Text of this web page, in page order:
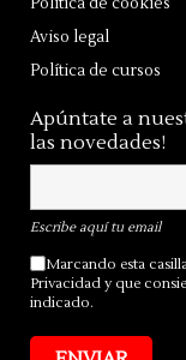
Aviso legal
Política de cursos
Apúntate a
las novedades!
Escribe aquí tu email
Marcando esta
Privacidad y que
indicado.